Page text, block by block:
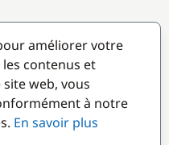
améliorer votre
contenus et
web, vous
à notre
En savoir plus